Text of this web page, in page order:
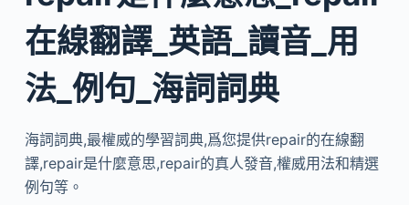
在線翻譯_英語_讀音_用
法_例句_海詞詞典
海詞詞典,最權威的學習詞典,爲您提供repair的在線翻
譯,repair是什麼意思,repair的真人發音,權威用法和精選
例句等。